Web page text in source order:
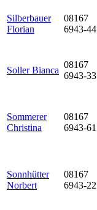
Silberbauer
Florian
08167
6943-44
Soller Bianca
08167
6943-33
Sommerer
Christina
08167
6943-61
Sonnhütter
Norbert
08167
6943-22